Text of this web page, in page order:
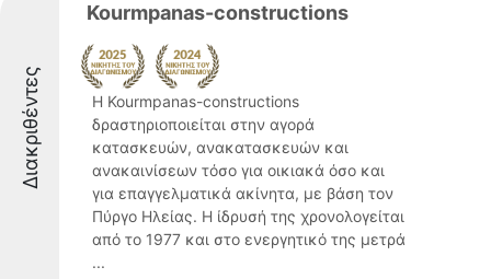
Διακριθέντες
Kourmpanas-constructions
Η Kourmpanas-constructions
δραστηριοποιείται στην αγορά
κατασκευών, ανακατασκευών και
ανακαινίσεων τόσο για οικιακά όσο και
για επαγγελματικά ακίνητα, με βάση τον
Πύργο Ηλείας. Η ίδρυσή της χρονολογείται
από το 1977 και στο ενεργητικό της μετρά
...